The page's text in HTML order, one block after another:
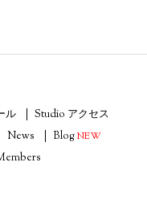
ル
Studio アクセス
News BlogNEW